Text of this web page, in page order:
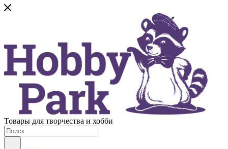
Товары для творчества и хобби